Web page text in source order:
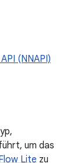
(NNAPI)
um das
Lite zu